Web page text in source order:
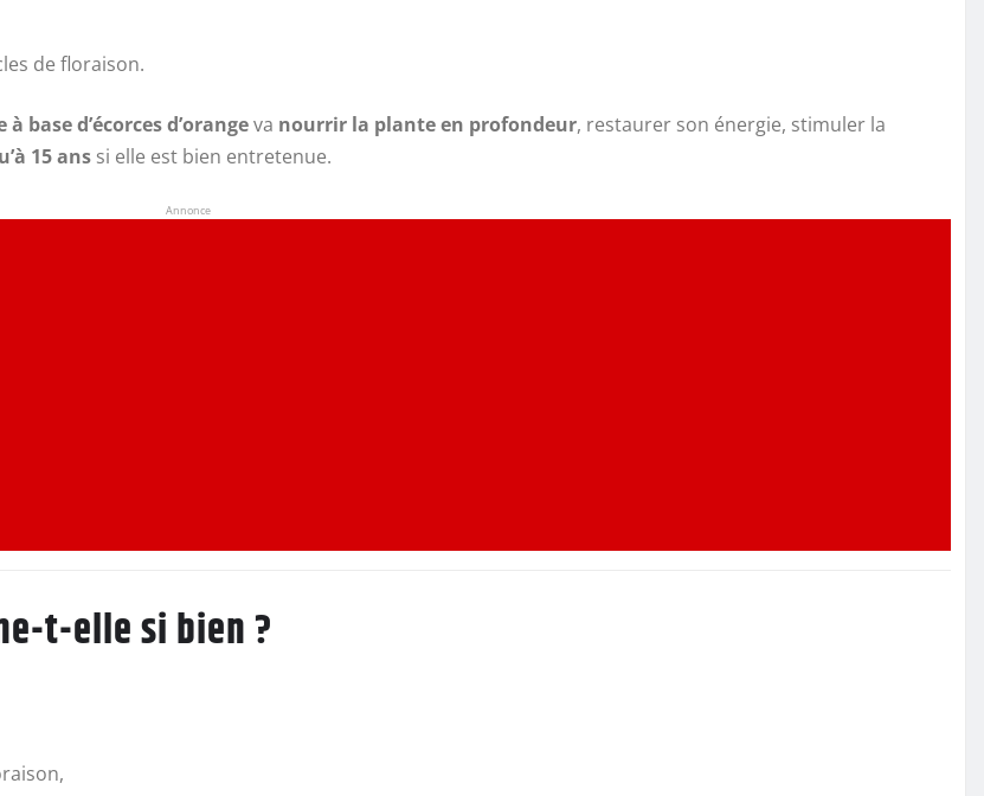
de floraison.
base d’écorces d’orangeva nourrir la plante en profondeur, restaurer son énergie, stimuler la
15 ans si elle est bien entretenue.
Annonce
t-elle si bien ?